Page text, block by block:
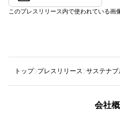
このプレスリリース内で使われている画
トップ プレスリリース サステナ
会社